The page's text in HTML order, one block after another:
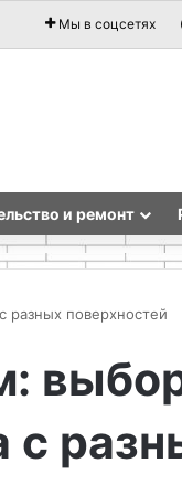
Мы в соцсетях
и ремонт
разных поверхностей
с
дизайн: